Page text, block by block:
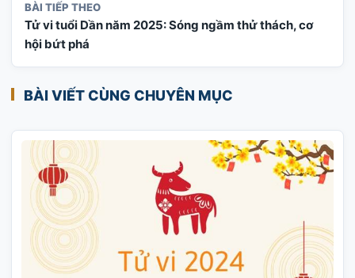
BÀI TIẾP THEO
Tử vi tuổi Dần năm 2025: Sóng ngầm thử thách, cơ
hội bứt phá
BÀI VIẾT CÙNG CHUYÊN MỤC